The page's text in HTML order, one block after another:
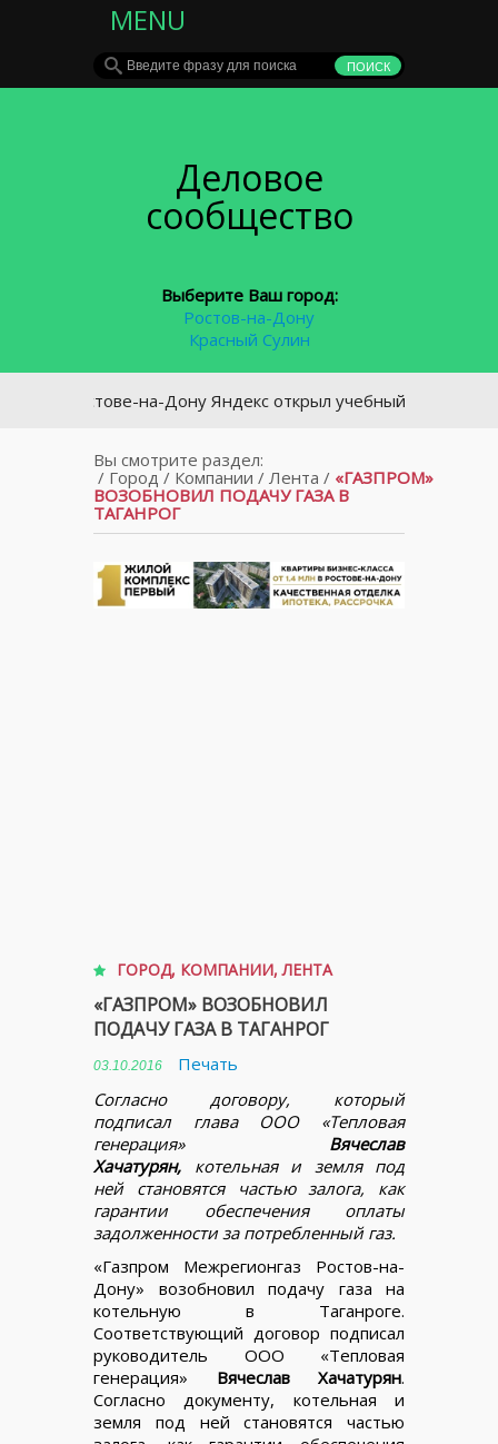
MENU
Деловое
сообщество
Выберите Ваш город:
Ростов-на-Дону
Красный Сулин
В Ростове-на-Дону Яндекс открыл учебный центр для
Вы смотрите раздел:
/ Город/ Компании / Лента / «ГАЗПРОМ»
ВОЗОБНОВИЛ ПОДАЧУ ГАЗА В
ТАГАНРОГ
ГОРОД, КОМПАНИИ,ЛЕНТА
«ГАЗПРОМ» ВОЗОБНОВИЛ
ПОДАЧУ ГАЗА В ТАГАНРОГ
03.10.2016
Печать
Согласно договору, который
подписал глава ООО «Тепловая
генерация» Вячеслав
Хачатурян, котельная и земля под
ней становятся частью залога, как
гарантии обеспечения оплаты
задолженности за потребленный газ.
«Газпром Межрегионгаз Ростов-на-
Дону» возобновил подачу газа на
котельную в Таганроге.
Соответствующий договор подписал
руководитель ООО «Тепловая
генерация» Вячеслав Хачатурян.
Согласно документу, котельная и
земля под ней становятся частью